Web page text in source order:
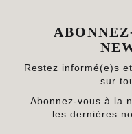
Restez informé(e)s
sur
Abonnez-vous à la
les dernières